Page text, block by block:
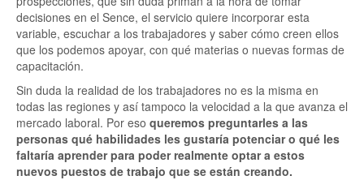
decisiones en el Sence, el servicio quiere incorporar esta
variable, escuchar a los trabajadores y saber cómo creen ellos
que los podemos apoyar, con qué materias o nuevas formas de
capacitación.
Sin duda la realidad de los trabajadores no es la misma en
todas las regiones y así tampoco la velocidad a la que avanza el
mercado laboral. Por eso queremos preguntarles a las
personas qué habilidades les gustaría potenciar o qué les
faltaría aprender para poder realmente optar a estos
nuevos puestos de trabajo que se están creando.